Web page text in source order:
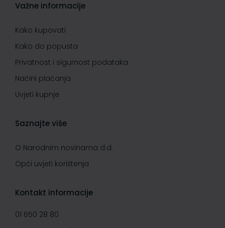
Važne informacije
Kako kupovati
Kako do popusta
Privatnost i sigurnost podataka
Načini plaćanja
Uvjeti kupnje
Saznajte više
O Narodnim novinama d.d.
Opći uvjeti korištenja
Kontakt informacije
01 650 28 80